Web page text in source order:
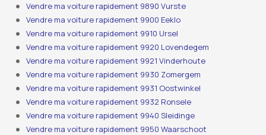
Vendre ma voiture rapidement 9890 Vurste
Vendre ma voiture rapidement 9900 Eeklo
Vendre ma voiture rapidement 9910 Ursel
Vendre ma voiture rapidement 9920 Lovendegem
Vendre ma voiture rapidement 9921 Vinderhoute
Vendre ma voiture rapidement 9930 Zomergem
Vendre ma voiture rapidement 9931 Oostwinkel
Vendre ma voiture rapidement 9932 Ronsele
Vendre ma voiture rapidement 9940 Sleidinge
Vendre ma voiture rapidement 9950 Waarschoot